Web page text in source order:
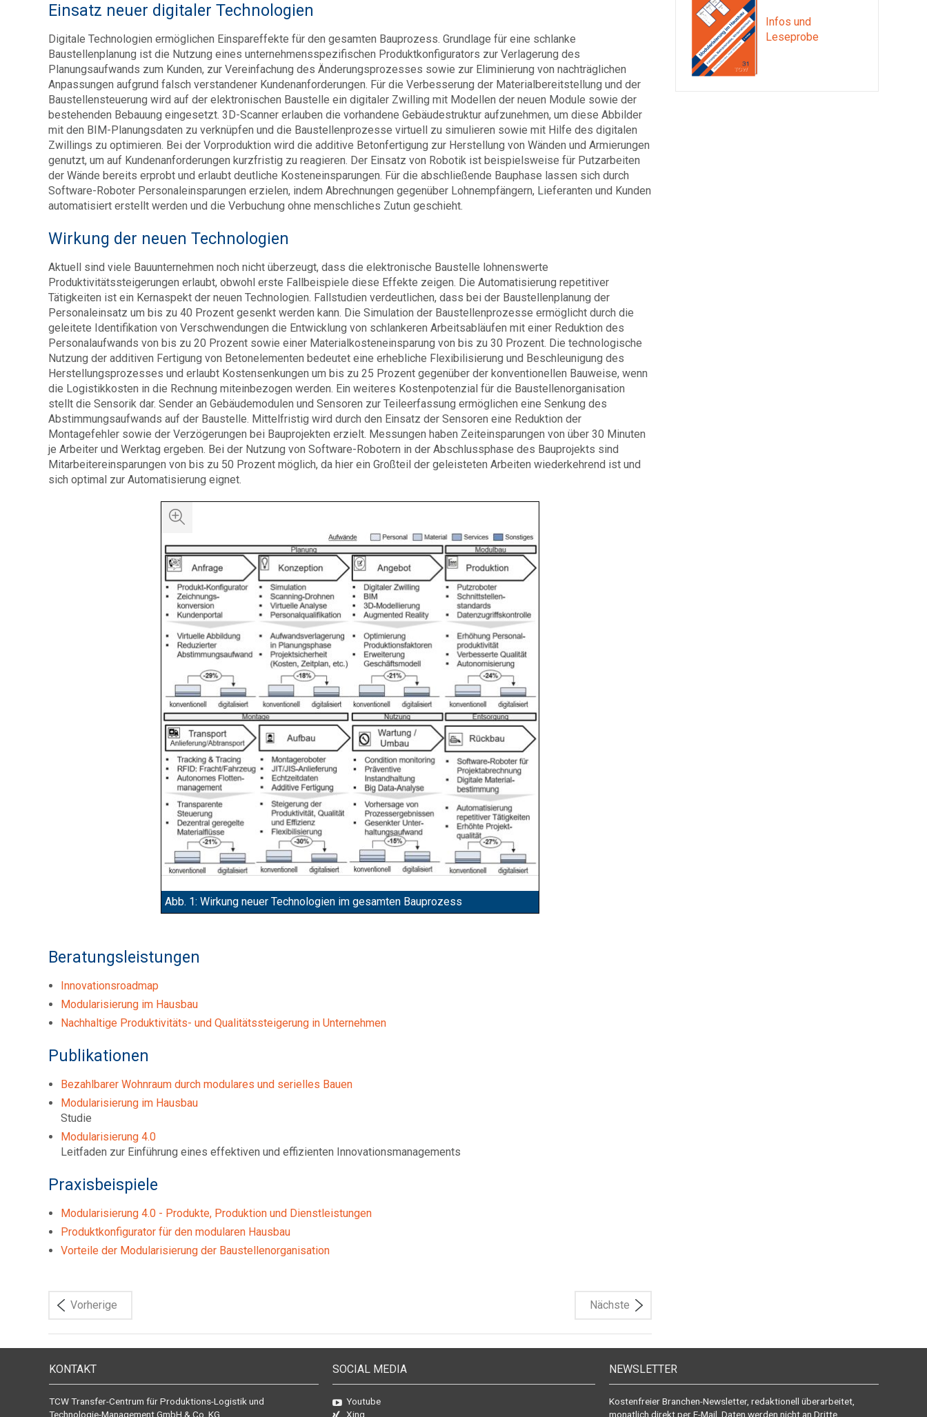
Einsatz neuer digitaler Technologien
Digitale Technologien ermöglichen Einspareffekte für den gesamten Bauprozess. Grundlage für eine schlanke
Baustellenplanung ist die Nutzung eines unternehmensspezifischen Produktkonfigurators zur Verlagerung des
Planungsaufwands zum Kunden, zur Vereinfachung des Änderungsprozesses sowie zur Eliminierung von nachträglichen
Anpassungen aufgrund falsch verstandener Kundenanforderungen. Für die Verbesserung der Materialbereitstellung und der
Baustellensteuerung wird auf der elektronischen Baustelle ein digitaler Zwilling mit Modellen der neuen Module sowie der
bestehenden Bebauung eingesetzt. 3D-Scanner erlauben die vorhandene Gebäudestruktur aufzunehmen, um diese Abbilder
mit den BIM-Planungsdaten zu verknüpfen und die Baustellenprozesse virtuell zu simulieren sowie mit Hilfe des digitalen
Zwillings zu optimieren. Bei der Vorproduktion wird die additive Betonfertigung zur Herstellung von Wänden und Armierungen
genutzt, um auf Kundenanforderungen kurzfristig zu reagieren. Der Einsatz von Robotik ist beispielsweise für Putzarbeiten
der Wände bereits erprobt und erlaubt deutliche Kosteneinsparungen. Für die abschließende Bauphase lassen sich durch
Software-Roboter Personaleinsparungen erzielen, indem Abrechnungen gegenüber Lohnempfängern, Lieferanten und Kunden
automatisiert erstellt werden und die Verbuchung ohne menschliches Zutun geschieht.
Wirkung der neuen Technologien
Aktuell sind viele Bauunternehmen noch nicht überzeugt, dass die elektronische Baustelle lohnenswerte
Produktivitätssteigerungen erlaubt, obwohl erste Fallbeispiele diese Effekte zeigen. Die Automatisierung repetitiver
Tätigkeiten ist ein Kernaspekt der neuen Technologien. Fallstudien verdeutlichen, dass bei der Baustellenplanung der
Personaleinsatz um bis zu 40 Prozent gesenkt werden kann. Die Simulation der Baustellenprozesse ermöglicht durch die
geleitete Identifikation von Verschwendungen die Entwicklung von schlankeren Arbeitsabläufen mit einer Reduktion des
Personalaufwands von bis zu 20 Prozent sowie einer Materialkosteneinsparung von bis zu 30 Prozent. Die technologische
Nutzung der additiven Fertigung von Betonelementen bedeutet eine erhebliche Flexibilisierung und Beschleunigung des
Herstellungsprozesses und erlaubt Kostensenkungen um bis zu 25 Prozent gegenüber der konventionellen Bauweise, wenn
die Logistikkosten in die Rechnung miteinbezogen werden. Ein weiteres Kostenpotenzial für die Baustellenorganisation
stellt die Sensorik dar. Sender an Gebäudemodulen und Sensoren zur Teileerfassung ermöglichen eine Senkung des
Abstimmungsaufwands auf der Baustelle. Mittelfristig wird durch den Einsatz der Sensoren eine Reduktion der
Montagefehler sowie der Verzögerungen bei Bauprojekten erzielt. Messungen haben Zeiteinsparungen von über 30 Minuten
je Arbeiter und Werktag ergeben. Bei der Nutzung von Software-Robotern in der Abschlussphase des Bauprojekts sind
Mitarbeitereinsparungen von bis zu 50 Prozent möglich, da hier ein Großteil der geleisteten Arbeiten wiederkehrend ist und
sich optimal zur Automatisierung eignet.
Abb. 1: Wirkung neuer Technologien im gesamten Bauprozess
Beratungsleistungen
Innovationsroadmap
Modularisierung im Hausbau
Nachhaltige Produktivitäts- und Qualitätssteigerung in Unternehmen
Publikationen
Bezahlbarer Wohnraum durch modulares und serielles Bauen
Modularisierung im Hausbau
Studie
Modularisierung 4.0
Leitfaden zur Einführung eines effektiven und effizienten Innovationsmanagements
Praxisbeispiele
Modularisierung 4.0 - Produkte, Produktion und Dienstleistungen
Produktkonfigurator für den modularen Hausbau
Vorteile der Modularisierung der Baustellenorganisation
Vorherige Nächste
Infos und
Leseprobe
KONTAKT
TCW Transfer-Centrum für Produktions-Logistik und
Technologie-Management GmbH & Co. KG
SOCIAL MEDIA
Youtube
Xing
NEWSLETTER
Kostenfreier Branchen-Newsletter, redaktionell überarbeitet,
monatlich direkt per E-Mail. Daten werden nicht an Dritte